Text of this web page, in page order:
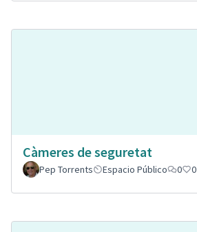
Càmeres de seguretat
Pep Torrents
Espacio Público 0 0